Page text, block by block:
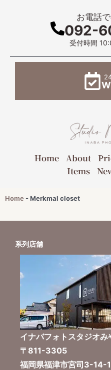
お電話
092-
受付時間
Home About
Items
Home -Merkmal closet
系列店舗
イナバフォトスタジオみ
〒811-3305
福岡県福津市宮司3-14-